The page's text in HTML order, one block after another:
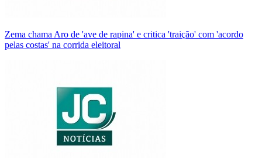
Zema chama Aro de 'ave de rapina' e critica 'traição' com 'acordo
pelas costas' na corrida eleitoral